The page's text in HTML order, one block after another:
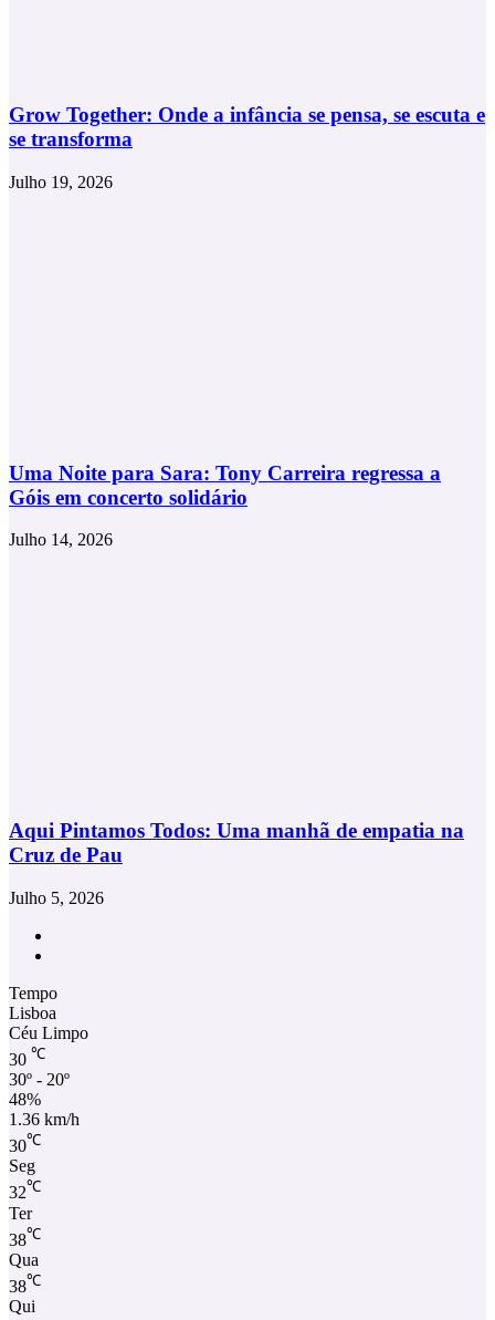
Grow Together: Onde a infância se pensa, se escuta e
se transforma
Julho 19, 2026
Uma Noite para Sara: Tony Carreira regressa a
Góis em concerto solidário
Julho 14, 2026
Aqui Pintamos Todos: Uma manhã de empatia na
Cruz de Pau
Julho 5, 2026
Tempo
Lisboa
Céu Limpo
30 ℃
30º - 20º
48%
1.36 km/h
30℃
Seg
32℃
Ter
38℃
Qua
38℃
Qui